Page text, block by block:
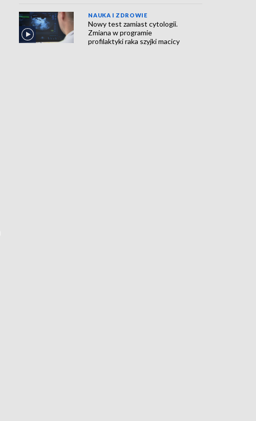
NAUKA I ZDROWIE
Nowy test zamiast cytologii.
Zmiana w programie
profilaktyki raka szyjki macicy